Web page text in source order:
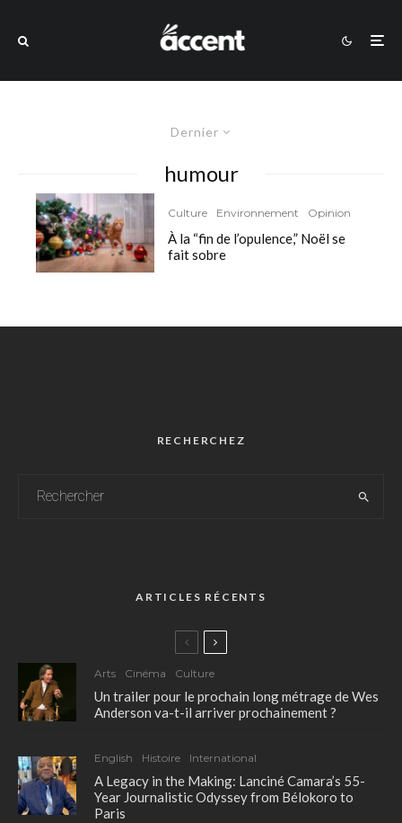
Dernier
humour
Culture Environnement Opinion
À la “fin de l’opulence,” Noël se
fait sobre
RECHERCHEZ
ARTICLES RÉCENTS
Arts Cinéma Culture
Un trailer pour le prochain long métrage de Wes
Anderson va-t-il arriver prochainement ?
English Histoire International
A Legacy in the Making: Lanciné Camara’s 55-
Year Journalistic Odyssey from Bélokoro to
Paris